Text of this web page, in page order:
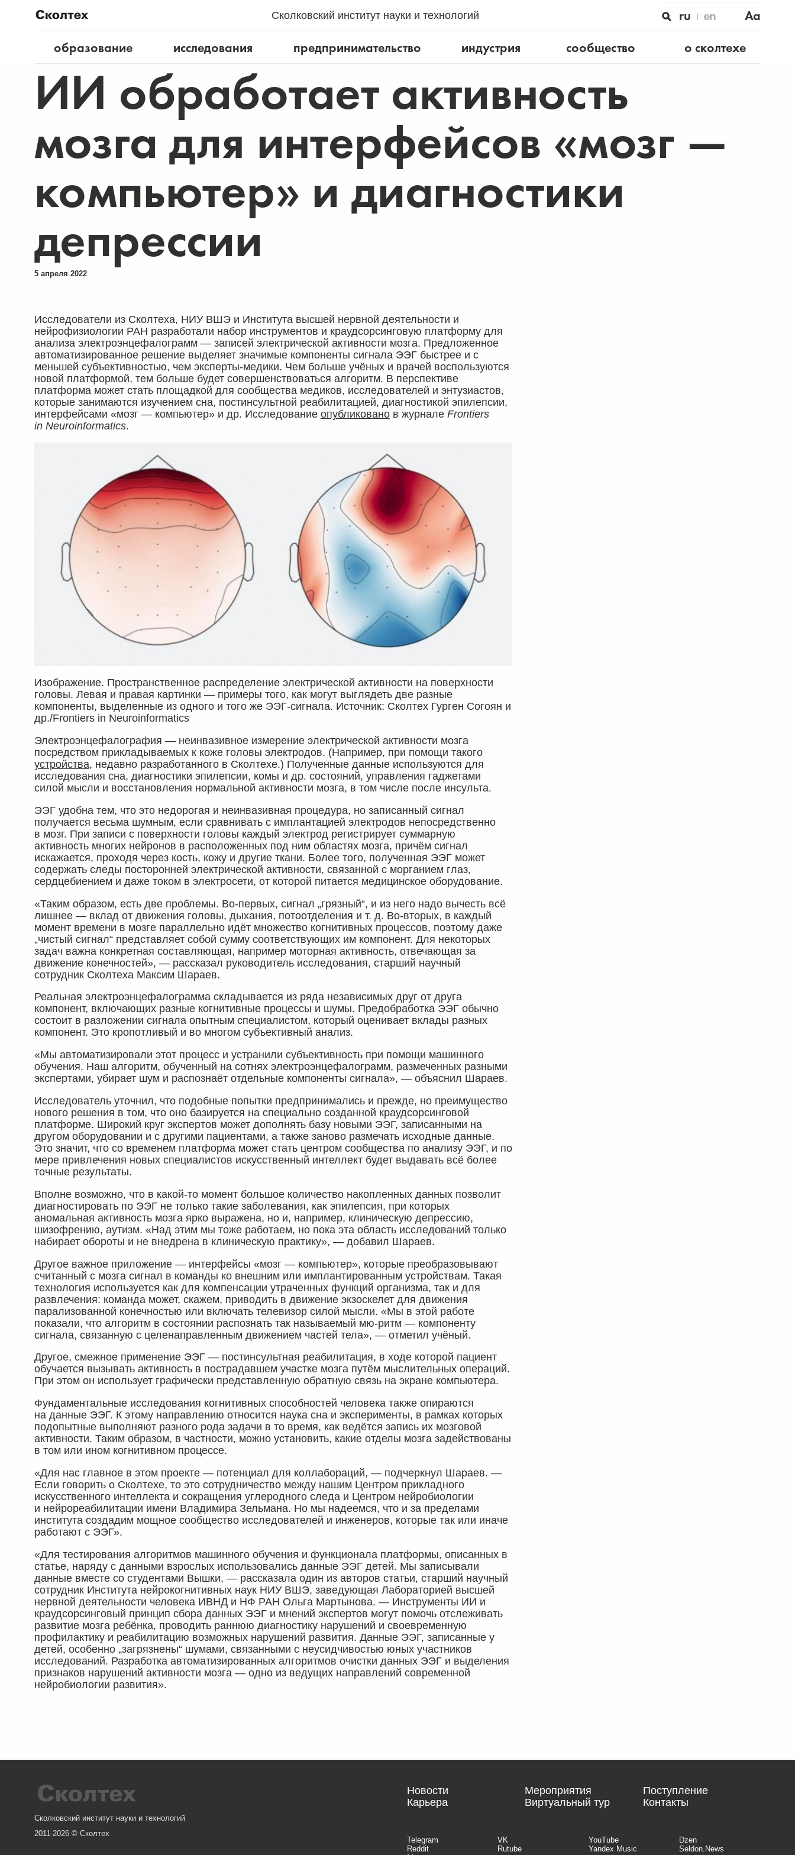
Сколковский институт науки и технологий ru en
Aa
образование
исследования предпринимательство индустрия сообщество о сколтехе
ИИ обработает активность
мозга для интерфейсов «мозг —
компьютер» и диагностики
депрессии
5 апреля 2022
Исследователи из Сколтеха, НИУ ВШЭ и Института высшей нервной деятельности и
нейрофизиологии РАН разработали набор инструментов и краудсорсинговую платформу для
анализа электроэнцефалограмм — записей электрической активности мозга. Предложенное
автоматизированное решение выделяет значимые компоненты сигнала ЭЭГ быстрее и с
меньшей субъективностью, чем эксперты-медики. Чем больше учёных и врачей воспользуются
новой платформой, тем больше будет совершенствоваться алгоритм. В перспективе
платформа может стать площадкой для сообщества медиков, исследователей и энтузиастов,
которые занимаются изучением сна, постинсультной реабилитацией, диагностикой эпилепсии,
интерфейсами «мозг — компьютер» и др. Исследование опубликованов журнале Frontiers
in Neuroinformatics.
Изображение. Пространственное распределение электрической активности на поверхности
головы. Левая и правая картинки — примеры того, как могут выглядеть две разные
компоненты, выделенные из одного и того же ЭЭГ-сигнала. Источник: Сколтех Гурген Согоян и
др./Frontiers in Neuroinformatics
Электроэнцефалография — неинвазивное измерение электрической активности мозга
посредством прикладываемых к коже головы электродов. (Например, при помощи такого
устройства, недавно разработанного в Сколтехе.) Полученные данные используются для
исследования сна, диагностики эпилепсии, комы и др. состояний, управления гаджетами
силой мысли и восстановления нормальной активности мозга, в том числе после инсульта.
ЭЭГ удобна тем, что это недорогая и неинвазивная процедура, но записанный сигнал
получается весьма шумным, если сравнивать с имплантацией электродов непосредственно
в мозг. При записи с поверхности головы каждый электрод регистрирует суммарную
активность многих нейронов в расположенных под ним областях мозга, причём сигнал
искажается, проходя через кость, кожу и другие ткани. Более того, полученная ЭЭГ может
содержать следы посторонней электрической активности, связанной с морганием глаз,
сердцебиением и даже током в электросети, от которой питается медицинское оборудование.
«Таким образом, есть две проблемы. Во-первых, сигнал „грязный“, и из него надо вычесть всё
лишнее — вклад от движения головы, дыхания, потоотделения и т. д. Во-вторых, в каждый
момент времени в мозге параллельно идёт множество когнитивных процессов, поэтому даже
„чистый сигнал“ представляет собой сумму соответствующих им компонент. Для некоторых
задач важна конкретная составляющая, например моторная активность, отвечающая за
движение конечностей», — рассказал руководитель исследования, старший научный
сотрудник Сколтеха Максим Шараев.
Реальная электроэнцефалограмма складывается из ряда независимых друг от друга
компонент, включающих разные когнитивные процессы и шумы. Предобработка ЭЭГ обычно
состоит в разложении сигнала опытным специалистом, который оценивает вклады разных
компонент. Это кропотливый и во многом субъективный анализ.
«Мы автоматизировали этот процесс и устранили субъективность при помощи машинного
обучения. Наш алгоритм, обученный на сотнях электроэнцефалограмм, размеченных разными
экспертами, убирает шум и распознаёт отдельные компоненты сигнала», — объяснил Шараев.
Исследователь уточнил, что подобные попытки предпринимались и прежде, но преимущество
нового решения в том, что оно базируется на специально созданной краудсорсинговой
платформе. Широкий круг экспертов может дополнять базу новыми ЭЭГ, записанными на
другом оборудовании и с другими пациентами, а также заново размечать исходные данные.
Это значит, что со временем платформа может стать центром сообщества по анализу ЭЭГ, и по
мере привлечения новых специалистов искусственный интеллект будет выдавать всё более
точные результаты.
Вполне возможно, что в какой-то момент большое количество накопленных данных позволит
диагностировать по ЭЭГ не только такие заболевания, как эпилепсия, при которых
аномальная активность мозга ярко выражена, но и, например, клиническую депрессию,
шизофрению, аутизм. «Над этим мы тоже работаем, но пока эта область исследований только
набирает обороты и не внедрена в клиническую практику», — добавил Шараев.
Другое важное приложение — интерфейсы «мозг — компьютер», которые преобразовывают
считанный с мозга сигнал в команды ко внешним или имплантированным устройствам. Такая
технология используется как для компенсации утраченных функций организма, так и для
развлечения: команда может, скажем, приводить в движение экзоскелет для движения
парализованной конечностью или включать телевизор силой мысли. «Мы в этой работе
показали, что алгоритм в состоянии распознать так называемый мю-ритм — компоненту
сигнала, связанную с целенаправленным движением частей тела», — отметил учёный.
Другое, смежное применение ЭЭГ — постинсультная реабилитация, в ходе которой пациент
обучается вызывать активность в пострадавшем участке мозга путём мыслительных операций.
При этом он использует графически представленную обратную связь на экране компьютера.
Фундаментальные исследования когнитивных способностей человека также опираются
на данные ЭЭГ. К этому направлению относится наука сна и эксперименты, в рамках которых
подопытные выполняют разного рода задачи в то время, как ведётся запись их мозговой
активности. Таким образом, в частности, можно установить, какие отделы мозга задействованы
в том или ином когнитивном процессе.
«Для нас главное в этом проекте — потенциал для коллабораций, — подчеркнул Шараев. —
Если говорить о Сколтехе, то это сотрудничество между нашим Центром прикладного
искусственного интеллекта и сокращения углеродного следаи Центром нейробиологии
и нейрореабилитации имени Владимира Зельмана. Но мы надеемся, что и за пределами
института создадим мощное сообщество исследователей и инженеров, которые так или иначе
работают с ЭЭГ».
«Для тестирования алгоритмов машинного обучения и функционала платформы, описанных в
статье, наряду с данными взрослых использовались данные ЭЭГ детей. Мы записывали
данные вместе со студентами Вышки, — рассказала один из авторов статьи, старший научный
сотрудник Института нейрокогнитивных наук НИУ ВШЭ, заведующая Лабораторией высшей
нервной деятельности человека ИВНД и НФ РАН Ольга Мартынова. — Инструменты ИИ и
краудсорсинговый принцип сбора данных ЭЭГ и мнений экспертов могут помочь отслеживать
развитие мозга ребёнка, проводить раннюю диагностику нарушений и своевременную
профилактику и реабилитацию возможных нарушений развития. Данные ЭЭГ, записанные у
детей, особенно „загрязнены“ шумами, связанными с неусидчивостью юных участников
исследований. Разработка автоматизированных алгоритмов очистки данных ЭЭГ и выделения
признаков нарушений активности мозга — одно из ведущих направлений современной
нейробиологии развития».
Сколковский институт науки и технологий
2011-2026 © Сколтех
Новости Мероприятия
Поступление
Карьера
Виртуальный тур Контакты
Telegram VK YouTube
Dzen
Reddit
Rutube Yandex Music
Seldon.News